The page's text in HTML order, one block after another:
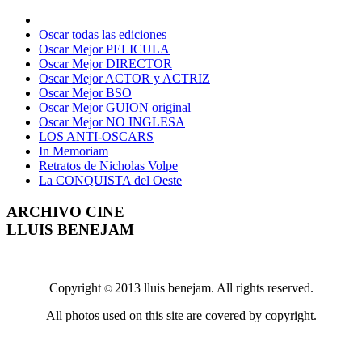
Oscar todas las ediciones
Oscar Mejor PELICULA
Oscar Mejor DIRECTOR
Oscar Mejor ACTOR y ACTRIZ
Oscar Mejor BSO
Oscar Mejor GUION original
Oscar Mejor NO INGLESA
LOS ANTI-OSCARS
In Memoriam
Retratos de Nicholas Volpe
La CONQUISTA del Oeste
ARCHIVO CINE
LLUIS BENEJAM
Copyright © 2013 lluis benejam. All rights reserved.
All photos used on this site are covered by copyright.